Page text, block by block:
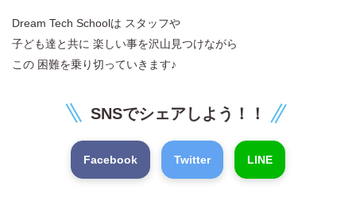
Dream Tech Schoolは スタッフや
子ども達と共に 楽しい事を沢山見つけながら
この 困難を乗り切っていきます♪
SNSでシェアしよう！！
Facebook Twitter LINE